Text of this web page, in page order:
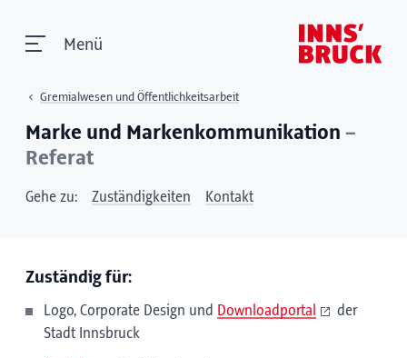
Menü
Gremialwesen und Öffentlichkeitsarbeit
Marke und Markenkommunikation –
Referat
Gehe zu: Zuständigkeiten Kontakt
Zuständig für:
Logo, Corporate Design und Downloadportal
der
Stadt Innsbruck